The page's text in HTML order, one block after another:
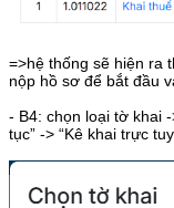
=>hệ thống sẽ hiện ra
nộp hồ sơ để bắt đầu
- B4: chọn loại tờ khai
tục” -> “Kê khai trực